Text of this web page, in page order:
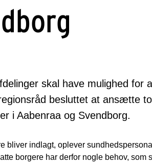
skal have mulighed for
besluttet at ansætte to
i Aabenraa og Svendborg.
bliver indlagt, oplever
borgere har derfor nogle behov, som